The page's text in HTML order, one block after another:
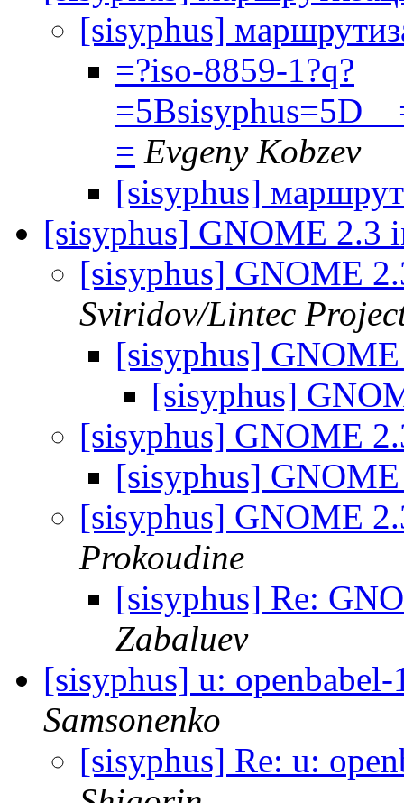
[sisyphus]
=?iso-8859-1?q?
= Evgeny Kobzev
[sisyphus]
[sisyphus] GNOME 2.3
[sisyphus] GNOME
Sviridov/Lintec
[sisyphus]
[sisyphus]
[sisyphus] GNOME
[sisyphus]
[sisyphus] GNOME
Prokoudine
[sisyphus] Re:
Zabaluev
[sisyphus] u:
Samsonenko
[sisyphus] Re: u: